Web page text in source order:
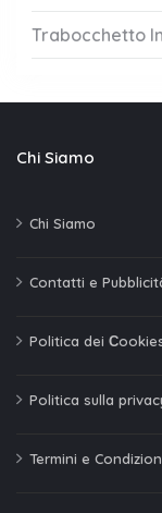
Trabocchetto
Chi Siamo
Chi Siamo
Contatti e
Politica dei
Politica sulla
Termini e